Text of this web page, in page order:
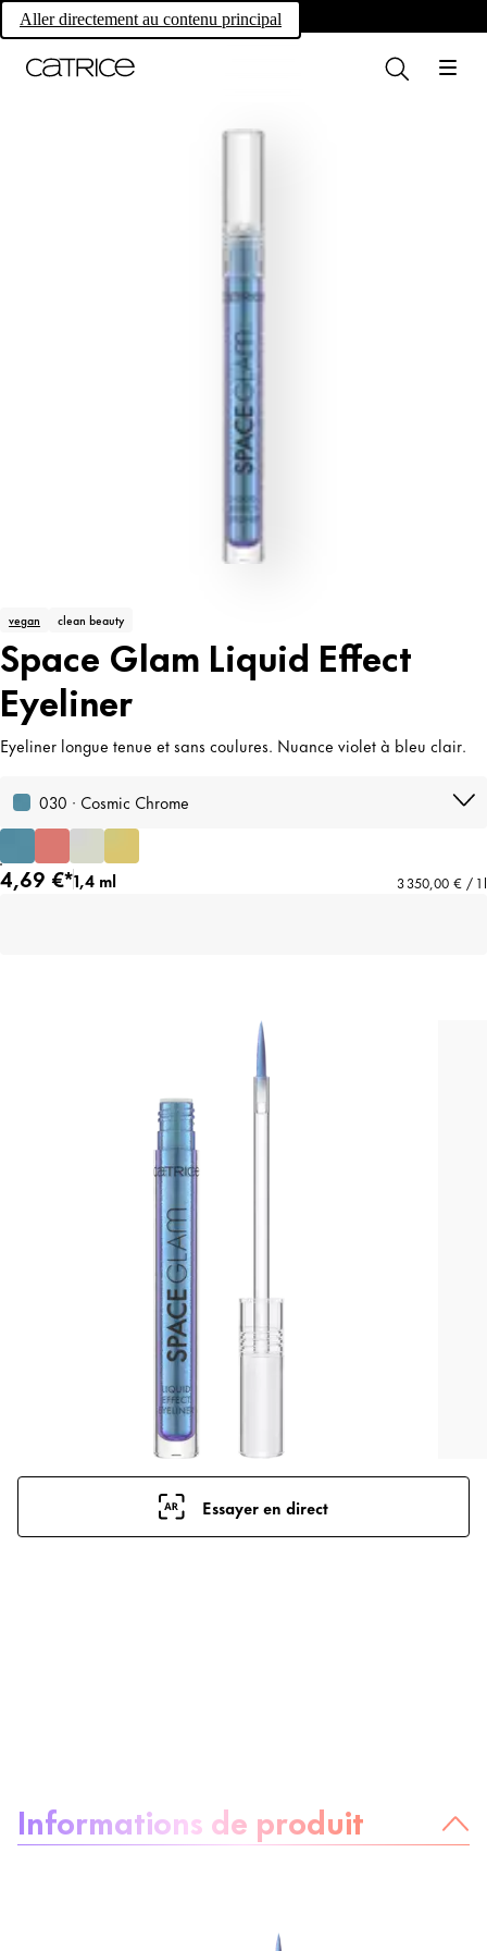
Aller directement au contenu principal
Own your magic.
vegan clean beauty
Space Glam Liquid Effect
Eyeliner
Eyeliner longue tenue et sans coulures. Nuance violet à bleu clair.
030 · Cosmic Chrome
4,69 €*1,4 ml 3 350,00 € / 1 l
Essayer en direct
Informations de produit